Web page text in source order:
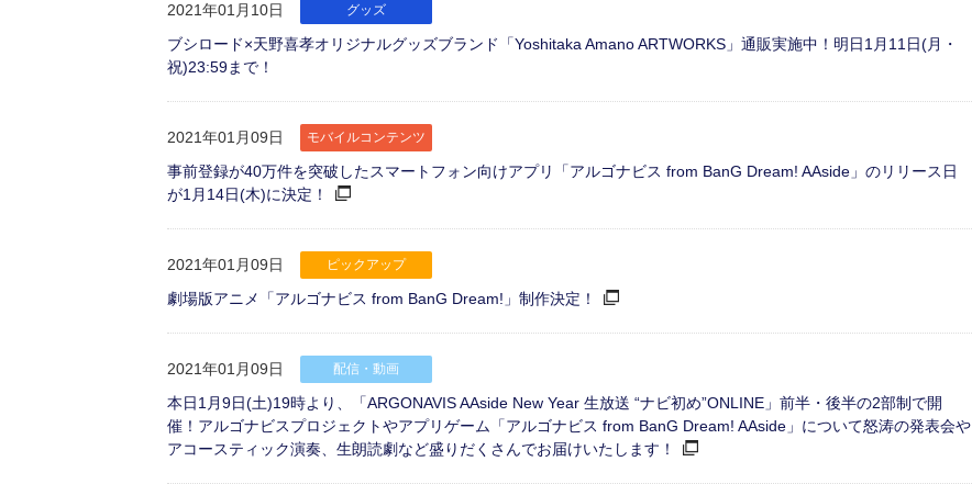
2021年01月10日 グッズ
ブシロード×天野喜孝オリジナルグッズブランド「Yoshitaka Amano ARTWORKS」通販実施中！明日1月11日(月・
祝)23:59まで！
2021年01月09日 モバイルコンテンツ
事前登録が40万件を突破したスマートフォン向けアプリ「アルゴナビス from BanG Dream! AAside」のリリース日
が1月14日(木)に決定！
2021年01月09日 ピックアップ
劇場版アニメ「アルゴナビス from BanG Dream!」制作決定！
2021年01月09日 配信・動画
本日1月9日(土)19時より、「ARGONAVIS AAside New Year 生放送 “ナビ初め”ONLINE」前半・後半の2部制で開
催！アルゴナビスプロジェクトやアプリゲーム「アルゴナビス from BanG Dream! AAside」について怒涛の発表会や
アコースティック演奏、生朗読劇など盛りだくさんでお届けいたします！